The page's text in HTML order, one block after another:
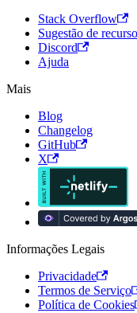
Stack Overflow
Sugestão de
Discord
Ajuda
Mais
Blog
Changelog
GitHub
X
Informações Legais
Privacidade
Termos de Serviço
Política de Cookies